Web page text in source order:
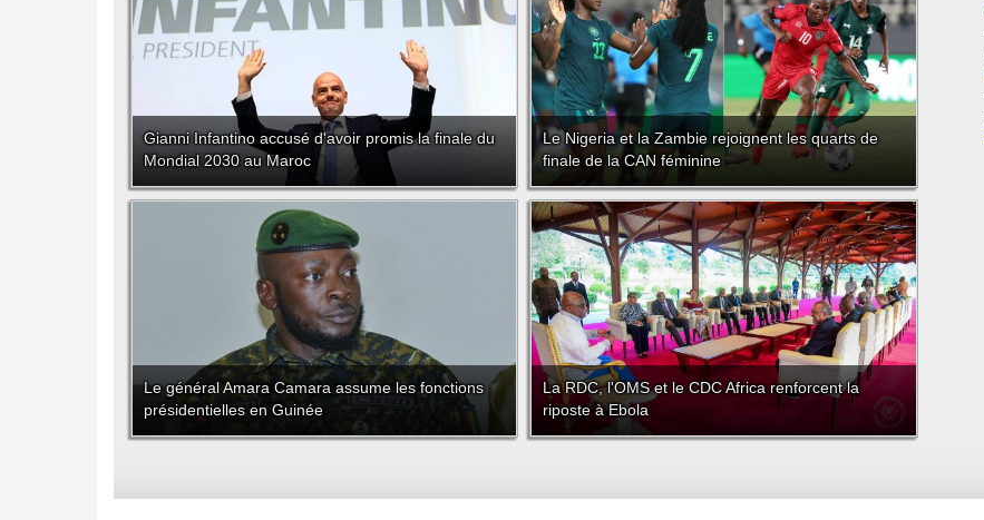
Gianni Infantino accusé d'avoir promis la finale du
Mondial 2030 au Maroc
Le Nigeria et la Zambie rejoignent les quarts de
finale de la CAN féminine
Le général Amara Camara assume les fonctions
présidentielles en Guinée
La RDC, l'OMS et le CDC Africa renforcent la
riposte à Ebola